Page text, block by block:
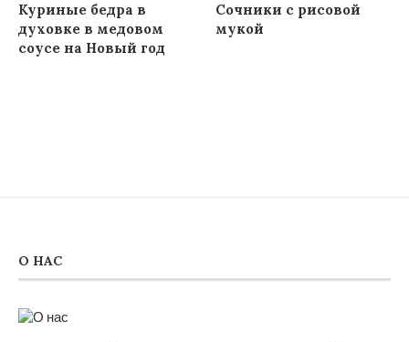
Куриные бедра в
духовке в медовом
соусе на Новый год
Сочники с рисовой
мукой
О НАС